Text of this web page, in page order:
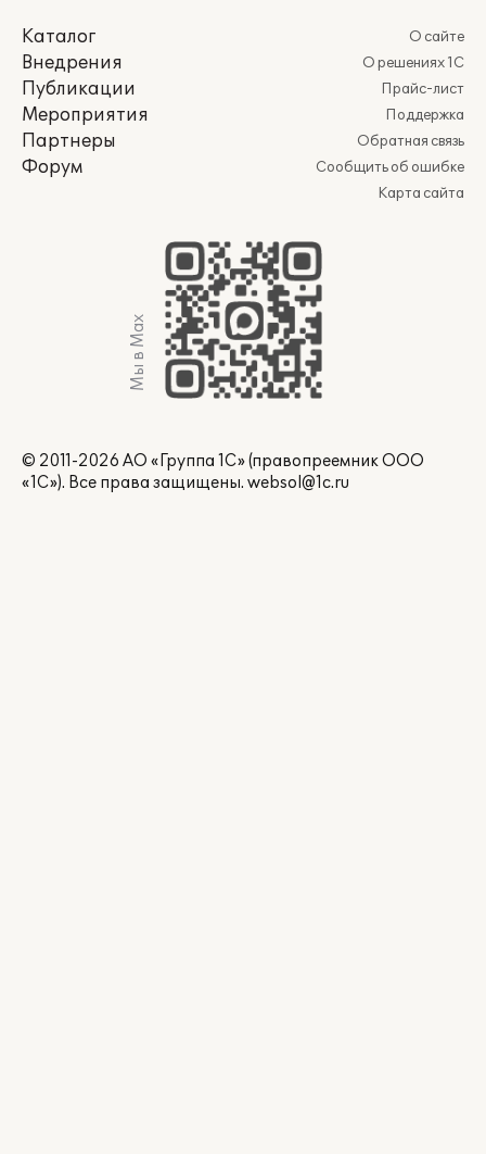
Каталог
Внедрения
Публикации
Мероприятия
Партнеры
Форум
О сайте
О решениях 1С
Прайс-лист
Поддержка
Обратная связь
Сообщить об ошибке
Карта сайта
Мы в Max
© 2011-2026 АО «Группа 1С» (правопреемник ООО
«1С»). Все права защищены. websol@1c.ru